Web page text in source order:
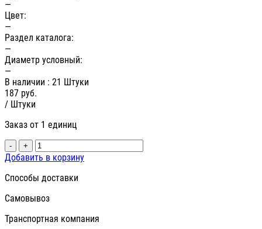
—
Цвет:
—
Раздел каталога:
—
Диаметр условный:
—
В наличии : 21 Штуки
187 руб.
/ Штуки
Заказ от 1 единиц
- +
Добавить в корзину
Способы доставки
Самовывоз
Транспортная компания